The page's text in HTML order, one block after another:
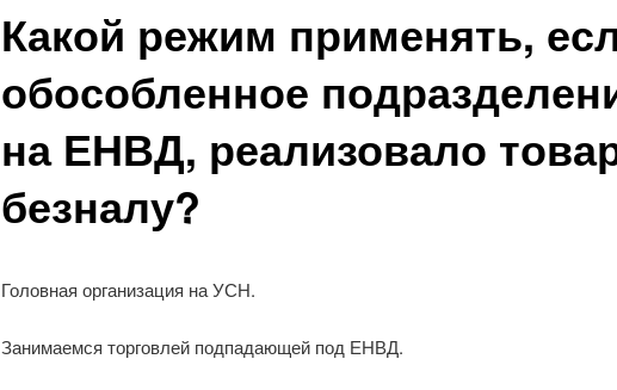
Какой режим применять,
обособленное
на ЕНВД, реализовало
безналу?
Головная организация на УСН.
Занимаемся торговлей подпадающей под ЕНВД.